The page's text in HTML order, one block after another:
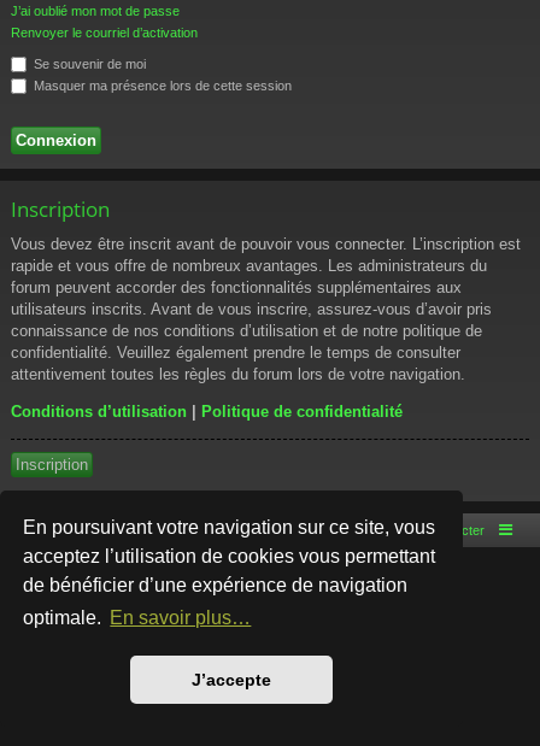
En poursuivant votre navigation sur ce site, vous
acceptez l’utilisation de cookies vous permettant
de bénéficier d’une expérience de navigation
optimale. En savoir plus…
J’accepte
J’ai oublié mon mot de passe
Renvoyer le courriel d’activation
Se souvenir de moi
Masquer ma présence lors de cette session
Inscription
Vous devez être inscrit avant de pouvoir vous connecter. L’inscription est
rapide et vous offre de nombreux avantages. Les administrateurs du
forum peuvent accorder des fonctionnalités supplémentaires aux
utilisateurs inscrits. Avant de vous inscrire, assurez-vous d’avoir pris
connaissance de nos conditions d’utilisation et de notre politique de
confidentialité. Veuillez également prendre le temps de consulter
attentivement toutes les règles du forum lors de votre navigation.
Conditions d’utilisation | Politique de confidentialité
Inscription
Accueil du forum Nous contacter
Développé parphpBB® Forum Software © phpBB Limited
Style par
Traduction française officielle